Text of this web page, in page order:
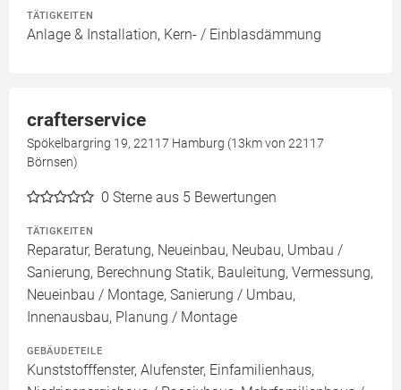
TÄTIGKEITEN
Anlage & Installation, Kern- / Einblasdämmung
crafterservice
Spökelbargring 19, 22117 Hamburg (13km von 22117
Börnsen)
0 Sterne aus 5 Bewertungen
TÄTIGKEITEN
Reparatur, Beratung, Neueinbau, Neubau, Umbau /
Sanierung, Berechnung Statik, Bauleitung, Vermessung,
Neueinbau / Montage, Sanierung / Umbau,
Innenausbau, Planung / Montage
GEBÄUDETEILE
Kunststofffenster, Alufenster, Einfamilienhaus,